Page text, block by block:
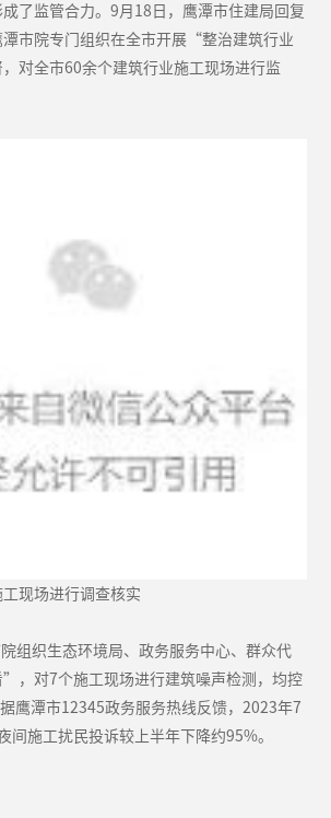
了监管合力。9月18日，鹰潭市住建局回复
潭市院专门组织在全市开展“整治建筑行业
对全市60余个建筑行业施工现场进行监
现场进行调查核实
组织生态环境局、政务服务中心、群众代
，对7个施工现场进行建筑噪声检测，均控
鹰潭市12345政务服务热线反馈，2023年7
间施工扰民投诉较上半年下降约95%。